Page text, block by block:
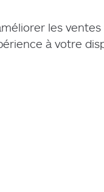
les
à votre